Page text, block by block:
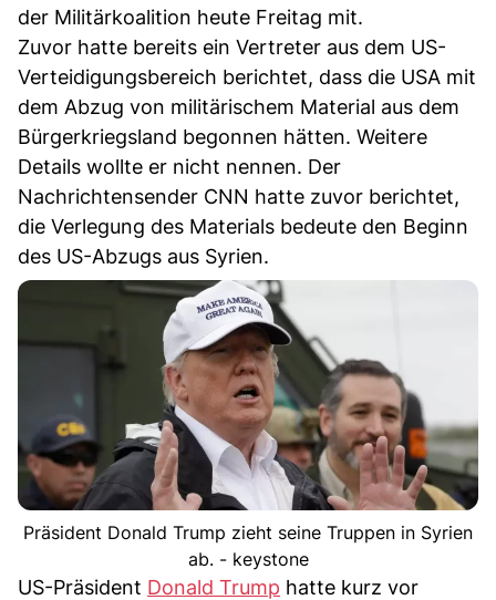
der Militärkoalition heute Freitag mit.
Zuvor hatte bereits ein Vertreter aus dem US-
Verteidigungsbereich berichtet, dass die USA mit
dem Abzug von militärischem Material aus dem
Bürgerkriegsland begonnen hätten. Weitere
Details wollte er nicht nennen. Der
Nachrichtensender CNN hatte zuvor berichtet,
die Verlegung des Materials bedeute den Beginn
des US-Abzugs aus Syrien.
Präsident Donald Trump zieht seine Truppen in Syrien
ab. - keystone
US-Präsident Donald Trump hatte kurz vor